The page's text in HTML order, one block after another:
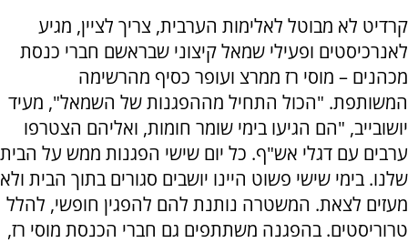
קרדיט לא מבוטל לאלימות הערבית, צריך לציין, מגיע
לאנרכיסטים ופעילי שמאל קיצוני שבראשם חברי כנסת
מכהנים – מוסי רז ממרצ ועופר כסיף מהרשימה
המשותפת. "הכול התחיל מההפגנות של השמאל", מעיד
יושובייב, "הם הגיעו בימי שומר חומות, ואליהם הצטרפו
ערבים עם דגלי אש"ף. כל יום שישי הפגנות ממש על הבית
שלנו. בימי שישי פשוט היינו יושבים סגורים בתוך הבית ולא
מעזים לצאת. המשטרה נותנת להם להפגין חופשי, להלל
טרוריסטים. בהפגנה משתתפים גם חברי הכנסת מוסי רז,